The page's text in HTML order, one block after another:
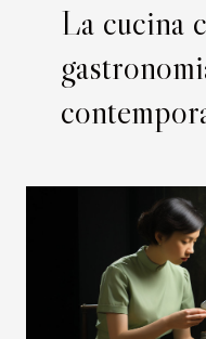
La cucina